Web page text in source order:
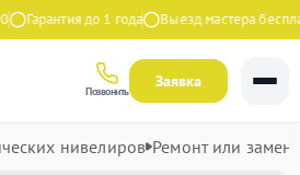
Гарантия до 1 года Выезд мастера
Позвонить
Заявка
нивелиров Ремонт или